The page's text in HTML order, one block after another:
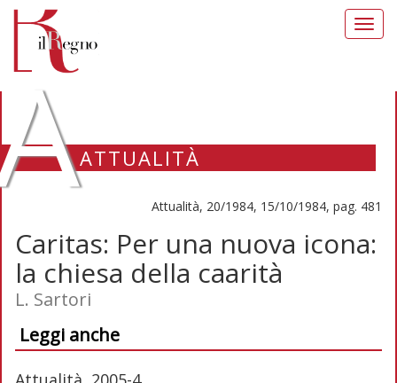
ATTUALITÀ
Attualità, 20/1984, 15/10/1984, pag. 481
Caritas: Per una nuova icona:
la chiesa della caarità
L. Sartori
Leggi anche